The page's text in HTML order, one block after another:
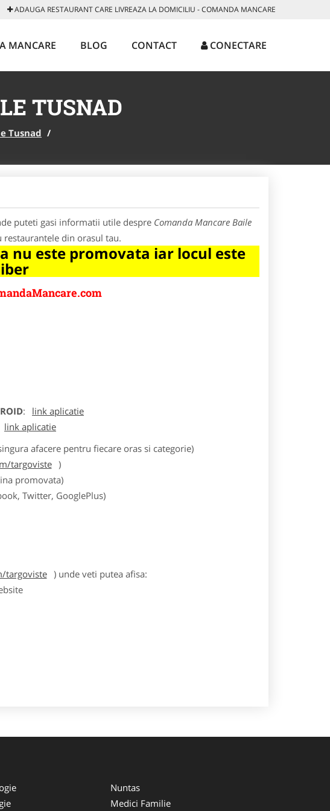
ADAUGA RESTAURANT CARE LIVREAZA LA DOMICILIU - COMANDA MANCARE
MANCARE BLOG CONTACT CONECTARE
TUSNAD
Tusnad /
puteti gasi informatii utile despre Comanda Mancare Baile
restaurantele din orasul tau.
nu este promovata iar locul este
:
link aplicatie
link aplicatie
afacere pentru fiecare oras si categorie)
targoviste )
promovata)
Twitter, GooglePlus)
targoviste ) unde veti putea afisa:
Nuntas
Medici Familie